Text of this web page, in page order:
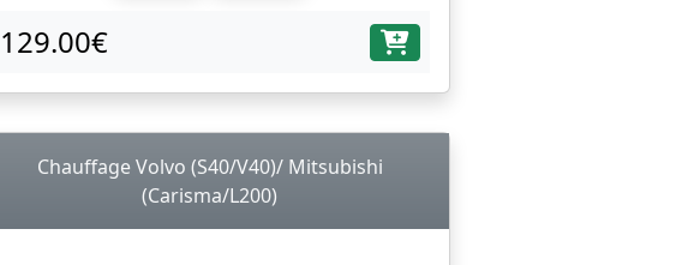
129.00€
Chauffage Volvo (S40/V40)/ Mitsubishi
(Carisma/L200)